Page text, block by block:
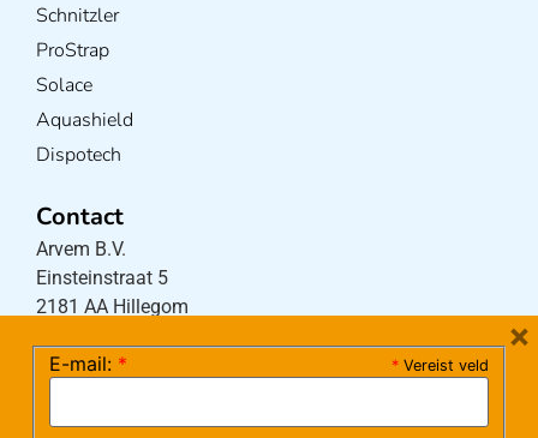
Schnitzler
ProStrap
Solace
Aquashield
Dispotech
Contact
Arvem B.V.
Einsteinstraat 5
2181 AA Hillegom
(maandag – donderdag 08:30-17:15 uur / vrijdag
* Vereist veld
E-mail: *
×